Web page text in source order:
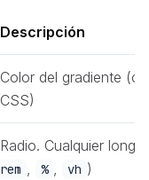
Descripción
Color del gradiente
CSS)
Radio. Cualquier
rem % vh )